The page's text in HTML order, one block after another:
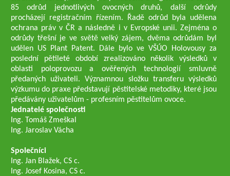
85 odrůd jednotlivých ovocných druhů, další odrůdy
procházejí registračním řízením. Řadě odrůd byla udělena
ochrana práv v ČR a následně i v Evropské unii. Zejména o
odrůdy třešní je ve světě velký zájem, dvěma odrůdám byl
udělen US Plant Patent. Dále bylo ve VŠÚO Holovousy za
poslední pětileté období zrealizováno několik výsledků v
oblasti poloprovozu a ověřených technologií smluvně
předaných uživateli. Významnou složku transferu výsledků
výzkumu do praxe představují pěstitelské metodiky, které jsou
předávány uživatelům - profesním pěstitelům ovoce.
Jednatelé společnosti
Ing. Tomáš Zmeškal
Ing. Jaroslav Vácha
Společníci
Ing. Jan Blažek, CS c.
Ing. Josef Kosina, CS c.